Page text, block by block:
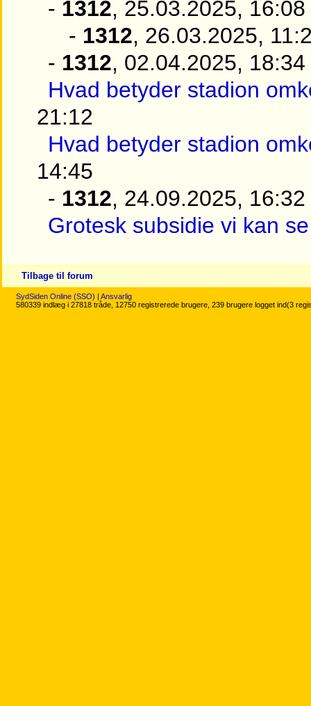
- 1312, 25.03.2025, 16:08
- 1312, 26.03.2025,
- 1312, 02.04.2025, 18:34
Hvad betyder stadion
21:12
Hvad betyder stadion
14:45
- 1312, 24.09.2025, 16:32
Grotesk subsidie vi kan
Tilbage til forum
SydSiden Online (SSO) | Ansvarlig
580339 indlæg i 27818 tråde, 12750 registrerede brugere, 239 brugere logget ind(3